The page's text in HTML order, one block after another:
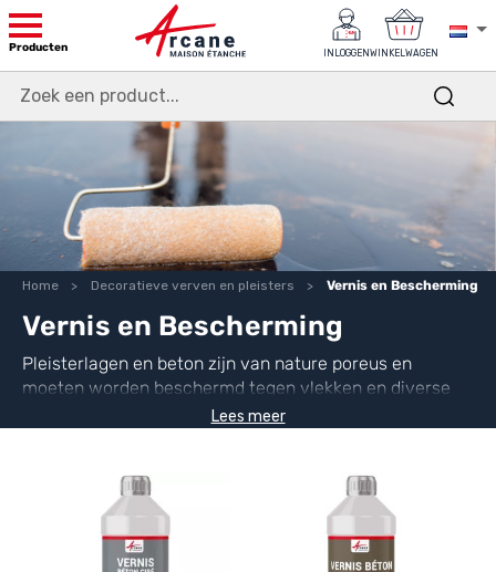
Producten INLOGGENWINKELWAGEN
Home Decoratieve verven en pleisters Vernis en Bescherming
Vernis en Bescherming
Pleisterlagen en beton zijn van nature poreus en
moeten worden beschermd tegen vlekken en diverse
vervuiling. Wij bieden u een assortiment
Lees meer